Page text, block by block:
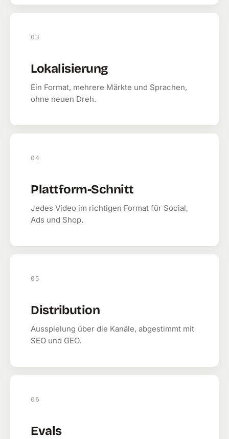
03
Lokalisierung
Ein Format, mehrere Märkte und Sprachen,
ohne neuen Dreh.
04
Plattform-Schnitt
Jedes Video im richtigen Format für Social,
Ads und Shop.
05
Distribution
Ausspielung über die Kanäle, abgestimmt mit
SEO und GEO.
06
Evals